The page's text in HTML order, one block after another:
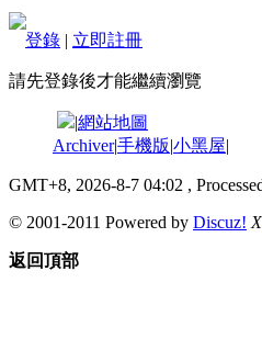
登錄 | 立即註冊
請先登錄後才能繼續瀏覽
|網站地圖
Archiver|手機版|小黑屋|
GMT+8, 2026-8-7 04:02 ,
© 2001-2011 Powered by Discuz!
返回頂部